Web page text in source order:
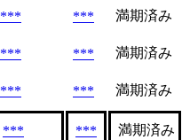
*** ***
満期済み
*** ***
満期済み
*** *** 満期済み
*** *** 満期済み